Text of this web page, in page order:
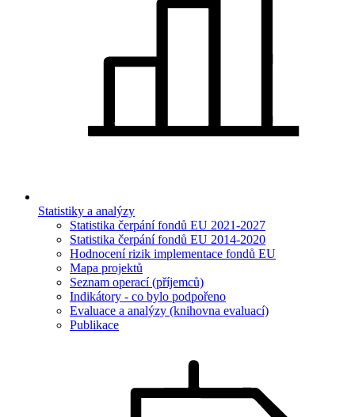
Statistiky a analýzy
Statistika čerpání fondů EU 2021-2027
Statistika čerpání fondů EU 2014-2020
Hodnocení rizik implementace fondů EU
Mapa projektů
Seznam operací (příjemců)
Indikátory - co bylo podpořeno
Evaluace a analýzy (knihovna evaluací)
Publikace